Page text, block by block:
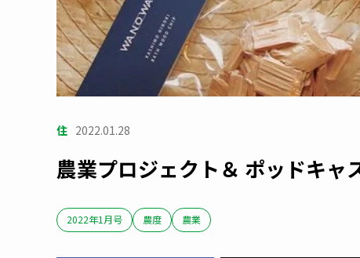
住 2022.01.28
農業プロジェクト＆ ポッドキャ
2022年1月号 農度 農業